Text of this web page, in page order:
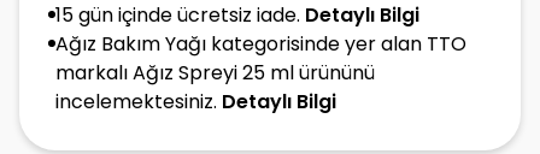
15 gün içinde ücretsiz iade. Detaylı Bilgi
Ağız Bakım Yağı kategorisinde yer alan TTO
markalı Ağız Spreyi 25 ml ürününü
incelemektesiniz. Detaylı Bilgi